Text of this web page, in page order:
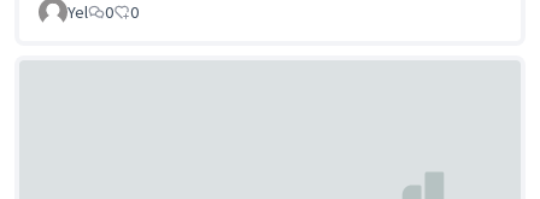
Yel
0 0